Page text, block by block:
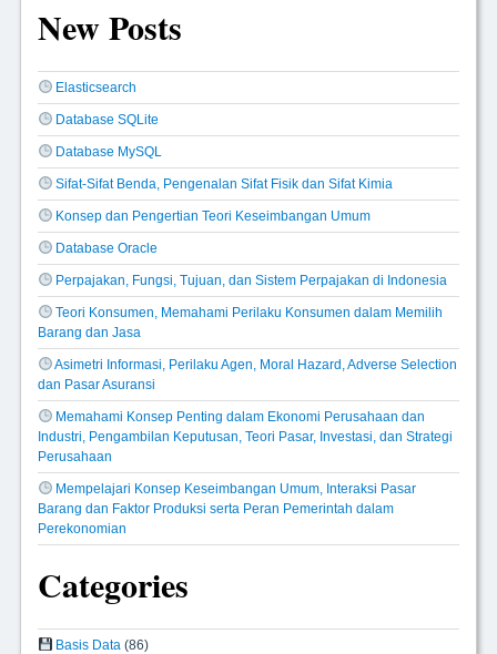
New Posts
Elasticsearch
Database SQLite
Database MySQL
Sifat-Sifat Benda, Pengenalan Sifat Fisik dan Sifat Kimia
Konsep dan Pengertian Teori Keseimbangan Umum
Database Oracle
Perpajakan, Fungsi, Tujuan, dan Sistem Perpajakan di Indonesia
Teori Konsumen, Memahami Perilaku Konsumen dalam Memilih
Barang dan Jasa
Asimetri Informasi, Perilaku Agen, Moral Hazard, Adverse Selection
dan Pasar Asuransi
Memahami Konsep Penting dalam Ekonomi Perusahaan dan
Industri, Pengambilan Keputusan, Teori Pasar, Investasi, dan Strategi
Perusahaan
Mempelajari Konsep Keseimbangan Umum, Interaksi Pasar
Barang dan Faktor Produksi serta Peran Pemerintah dalam
Perekonomian
Categories
Basis Data (86)